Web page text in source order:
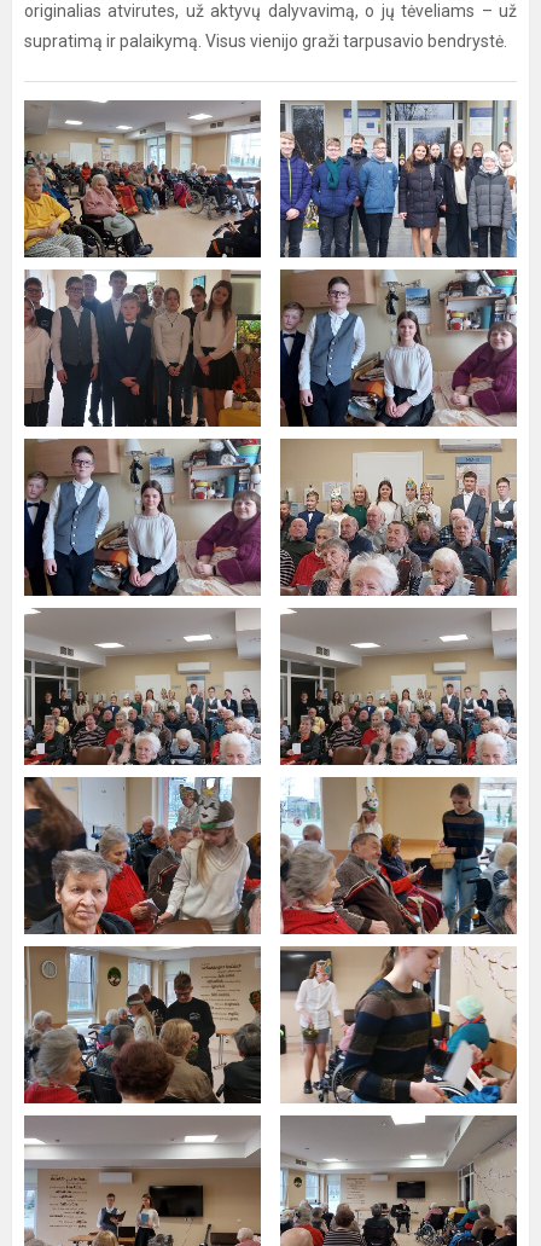
originalias atvirutes, už aktyvų dalyvavimą, o jų tėveliams – už
supratimą ir palaikymą. Visus vienijo graži tarpusavio bendrystė.